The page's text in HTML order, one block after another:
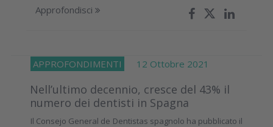
Approfondisci
APPROFONDIMENTI 12 Ottobre 2021
Nell’ultimo decennio, cresce del 43% il
numero dei dentisti in Spagna
Il Consejo General de Dentistas spagnolo ha pubblicato il